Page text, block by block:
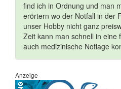
find ich in Ordnung und man
erörtern wo der Notfall in der
unser Hobby nicht ganz
Zeit kann man schnell in eine
auch medizinische Notlage
Anzeige